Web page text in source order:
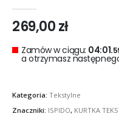
269,00zł
Zamów w ciągu: 04:01.
a otrzymasz
Kategoria: Tekstylne
Znaczniki: ISPIDO, KURTKA